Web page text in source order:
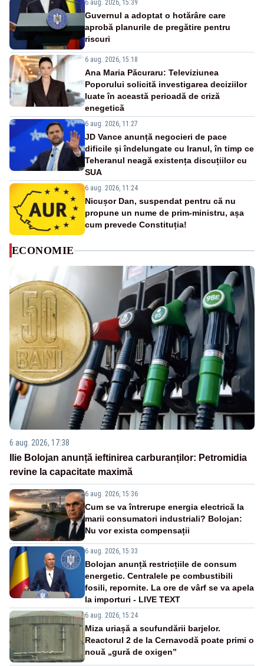
6 aug. 2026, 15:39
Guvernul a adoptat o hotărâre care
aprobă planurile de pregătire pentru
riscuri
6 aug. 2026, 15:18
Ana Maria Păcuraru: Televiziunea
Poporului solicită investigarea deciziilor
luate în această perioadă de criză
enegetică
6 aug. 2026, 11:27
JD Vance anunță negocieri de pace
dificile și îndelungate cu Iranul, în timp ce
Teheranul neagă existența discuțiilor cu
SUA
6 aug. 2026, 11:24
Nicușor Dan, suspendat pentru că nu
propune un nume de prim-ministru, așa
cum prevede Constituția!
ECONOMIE
6 aug. 2026, 17:38
Ilie Bolojan anunță ieftinirea carburanților: Petromidia
revine la capacitate maximă
6 aug. 2026, 15:36
Cum se va întrerupe energia electrică la
marii consumatori industriali? Bolojan:
Nu vor exista compensații
6 aug. 2026, 15:33
Bolojan anunță restricțiile de consum
energetic. Centralele pe combustibili
fosili, repornite. La ore de vârf se va apela
la importuri - LIVE TEXT
6 aug. 2026, 15:24
Miza uriașă a scufundării barjelor.
Reactorul 2 de la Cernavodă poate primi o
nouă „gură de oxigen”